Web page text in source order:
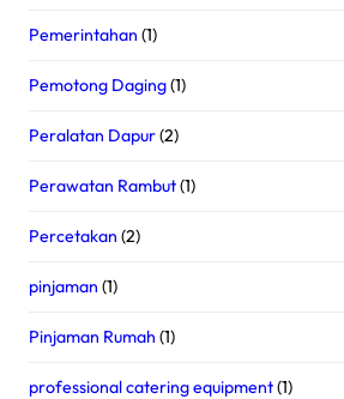
Pemerintahan (1)
Pemotong Daging(1)
Peralatan Dapur(2)
Perawatan Rambut(1)
Percetakan (2)
pinjaman (1)
Pinjaman Rumah (1)
professional catering equipment(1)